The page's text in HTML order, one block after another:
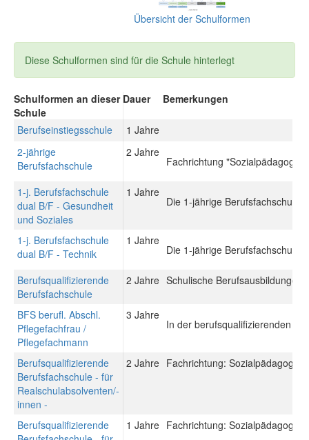
Übersicht der Schulformen
Diese Schulformen sind für die Schule hinterlegt
Schulformen an dieser
Schule
Dauer Bemerkungen
Berufseinstiegsschule
1 Jahre
2-jährige
Berufsfachschule
2 Jahre
Fachrichtung "Sozialpädagogik"
1-j. Berufsfachschule
dual B/F - Gesundheit
und Soziales
1 Jahre
Die 1-jährige Berufsfachschule
1-j. Berufsfachschule
dual B/F - Technik
1 Jahre
Die 1-jährige Berufsfachschule
Berufsqualifizierende
Berufsfachschule
2 Jahre Schulische
BFS berufl. Abschl.
Pflegefachfrau /
Pflegefachmann
3 Jahre
In der berufsqualifizierenden
Berufsqualifizierende
Berufsfachschule - für
Realschulabsolventen/-
innen -
2 Jahre Fachrichtung:
Berufsqualifizierende
1 Jahre Fachrichtung: